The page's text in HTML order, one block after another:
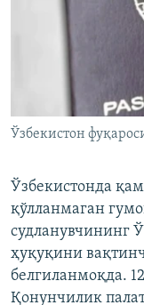
Ўзбекистон
Ўзбекистонда
қўлланмаган
судланувчининг
ҳуқуқини
белгиланмоқда.
Қонунчилик